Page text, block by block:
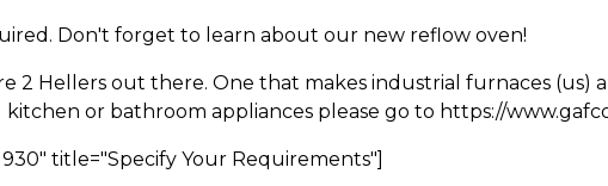
Don't forget to learn about our new reflow oven!
2 Hellers out there. One that makes industrial furnaces (us)
or bathroom appliances please go to https://
title="Specify Your Requirements"]